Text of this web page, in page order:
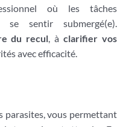
où les tâches
sentir submergé(e).
du recul, àclarifier vos
avec efficacité.
parasites, vous permettant